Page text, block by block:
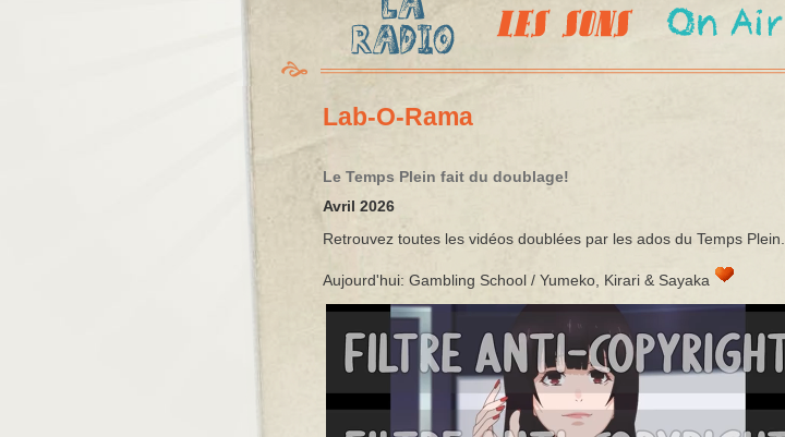
Lab-O-Rama
Le Temps Plein fait du doublage!
Avril 2026
Retrouvez toutes les vidéos doublées par les ados du Temps Plein.
Aujourd'hui: Gambling School / Yumeko, Kirari & Sayaka